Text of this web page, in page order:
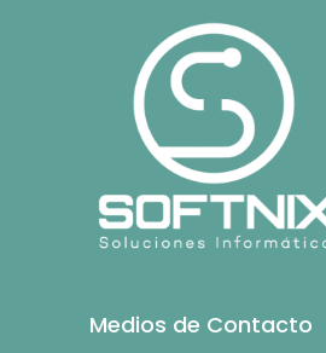
Medios de Contacto